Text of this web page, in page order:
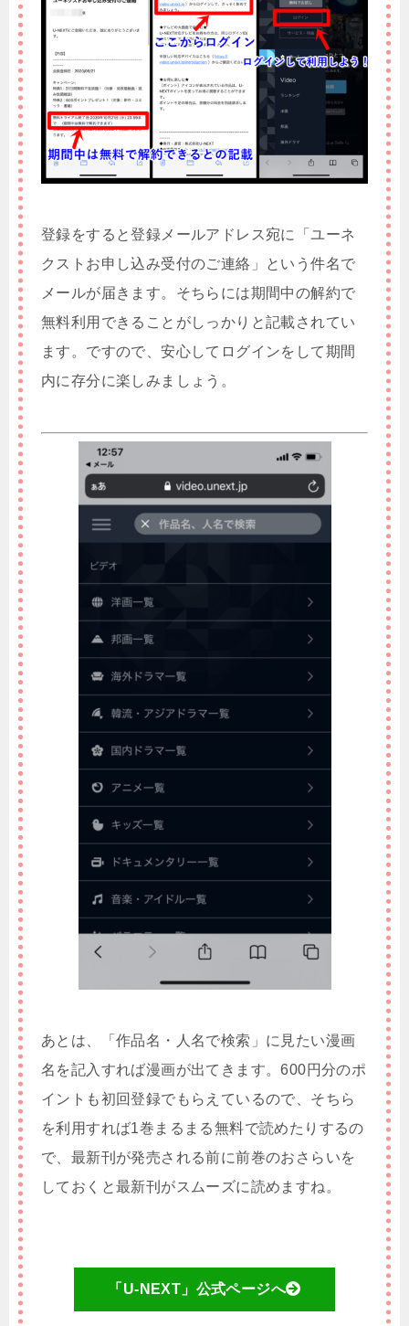
登録をすると登録メールアドレス宛に「ユーネ
クストお申し込み受付のご連絡」という件名で
メールが届きます。そちらには期間中の解約で
無料利用できることがしっかりと記載されてい
ます。ですので、安心してログインをして期間
内に存分に楽しみましょう。
あとは、「作品名・人名で検索」に見たい漫画
名を記入すれば漫画が出てきます。600円分のポ
イントも初回登録でもらえているので、そちら
を利用すれば1巻まるまる無料で読めたりするの
で、最新刊が発売される前に前巻のおさらいを
しておくと最新刊がスムーズに読めますね。
「U-NEXT」公式ページへ